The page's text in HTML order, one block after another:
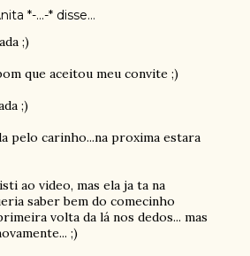
*-...-* disse…
;)
que aceitou meu convite ;)
;)
pelo carinho...na proxima estara
ao video, mas ela ja ta na
saber bem do comecinho
volta da lá nos dedos... mas
;)